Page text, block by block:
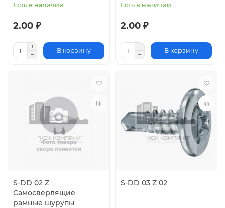
Есть в наличии
2.00 ₽
В корзину
Есть в наличии
2.00 ₽
В корзину
S-DD 02 Z
Самосверлящие
рамные шурупы
S-DD 03 Z 02